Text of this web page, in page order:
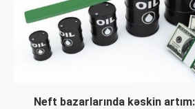
Neft bazarlarında kəskin